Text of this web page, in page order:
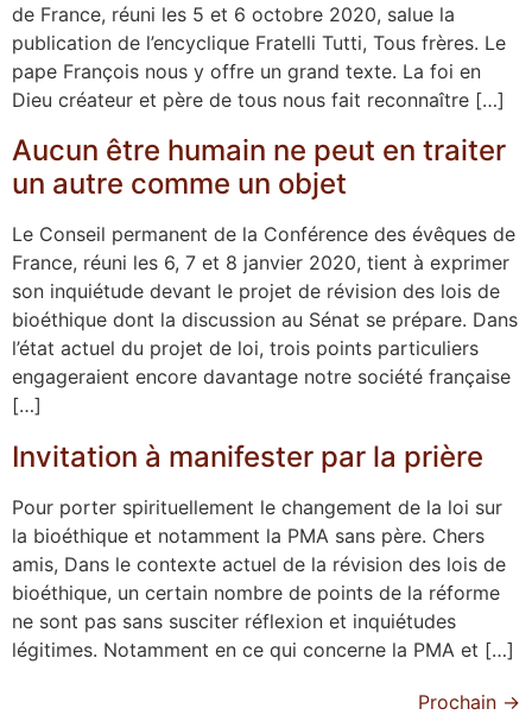
de France, réuni les 5 et 6 octobre 2020, salue la
publication de l’encyclique Fratelli Tutti, Tous frères. Le
pape François nous y offre un grand texte. La foi en
Dieu créateur et père de tous nous fait reconnaître […]
Aucun être humain ne peut en traiter
un autre comme un objet
Le Conseil permanent de la Conférence des évêques de
France, réuni les 6, 7 et 8 janvier 2020, tient à exprimer
son inquiétude devant le projet de révision des lois de
bioéthique dont la discussion au Sénat se prépare. Dans
l’état actuel du projet de loi, trois points particuliers
engageraient encore davantage notre société française
[…]
Invitation à manifester par la prière
Pour porter spirituellement le changement de la loi sur
la bioéthique et notamment la PMA sans père. Chers
amis, Dans le contexte actuel de la révision des lois de
bioéthique, un certain nombre de points de la réforme
ne sont pas sans susciter réflexion et inquiétudes
légitimes. Notamment en ce qui concerne la PMA et […]
Prochain →